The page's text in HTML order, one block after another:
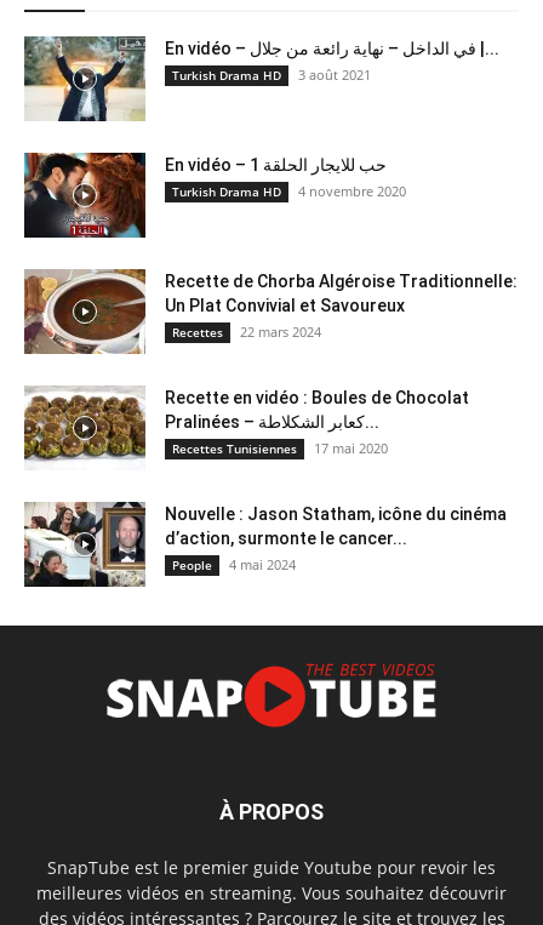
En vidéo – في الداخل – نهاية رائعة من جلال |...
Turkish Drama HD 3 août 2021
En vidéo – حب للايجار الحلقة 1
Turkish Drama HD 4 novembre 2020
Recette de Chorba Algéroise Traditionnelle:
Un Plat Convivial et Savoureux
Recettes 22 mars 2024
Recette en vidéo : Boules de Chocolat
Pralinées – كعابر الشكلاطة...
Recettes Tunisiennes 17 mai 2020
Nouvelle : Jason Statham, icône du cinéma
d’action, surmonte le cancer...
People 4 mai 2024
À PROPOS
SnapTube est le premier guide Youtube pour revoir les
meilleures vidéos en streaming. Vous souhaitez découvrir
des vidéos intéressantes ? Parcourez le site et trouvez les